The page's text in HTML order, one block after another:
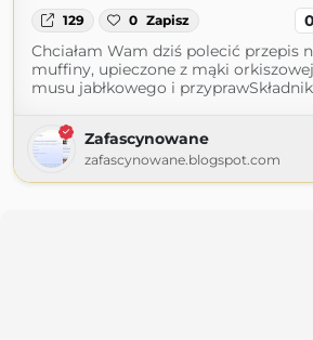
129 0 Zapisz 0
Chciałam Wam dziś polecić przepis
muffiny, upieczone z mąki
musu jabłkowego i
Zafascynowane
zafascynowane.blogspot.com